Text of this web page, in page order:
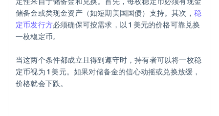
储备金或类现金资产（如短期美国国债）支持。其次， 稳
定币发行方必须确保可按需求，以 1 美元的价格可靠兑换
一枚稳定币。
当这两个条件都成立且得到遵守时，持有者可以将一枚稳
定币视为 1 美元。如果对储备金的信心动摇或兑换放缓，
价格就会下跌。